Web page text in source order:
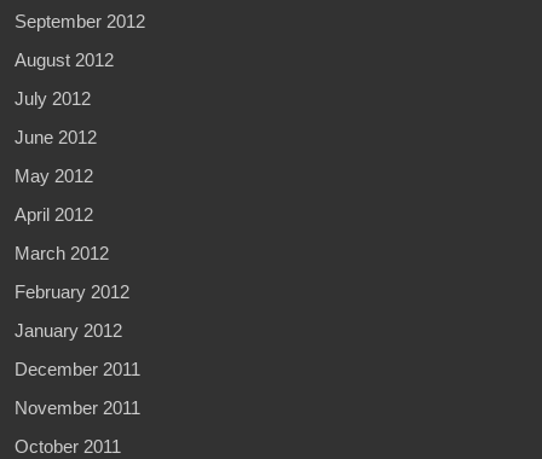
September 2012
August 2012
July 2012
June 2012
May 2012
April 2012
March 2012
February 2012
January 2012
December 2011
November 2011
October 2011